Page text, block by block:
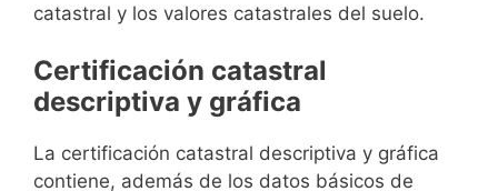
catastral y los valores catastrales del suelo.
Certificación catastral
descriptiva y gráfica
La certificación catastral descriptiva y gráfica
contiene, además de los datos básicos de